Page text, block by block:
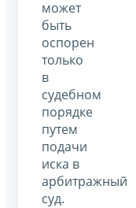
может
быть
оспорен
только
в
судебном
порядке
путем
подачи
иска в
арбитражный
суд.